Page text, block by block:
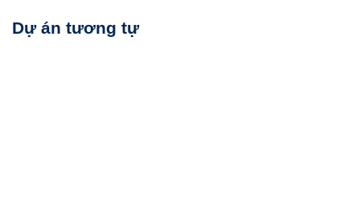
Dự án tương tự